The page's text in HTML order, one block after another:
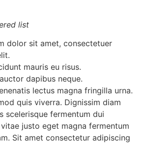
list
dolor sit amet, consectetuer
mauris eu risus.
dapibus neque.
lectus magna fringilla urna.
quis viverra. Dignissim diam
scelerisque fermentum dui
justo eget magna fermentum
Sit amet consectetur adipiscing